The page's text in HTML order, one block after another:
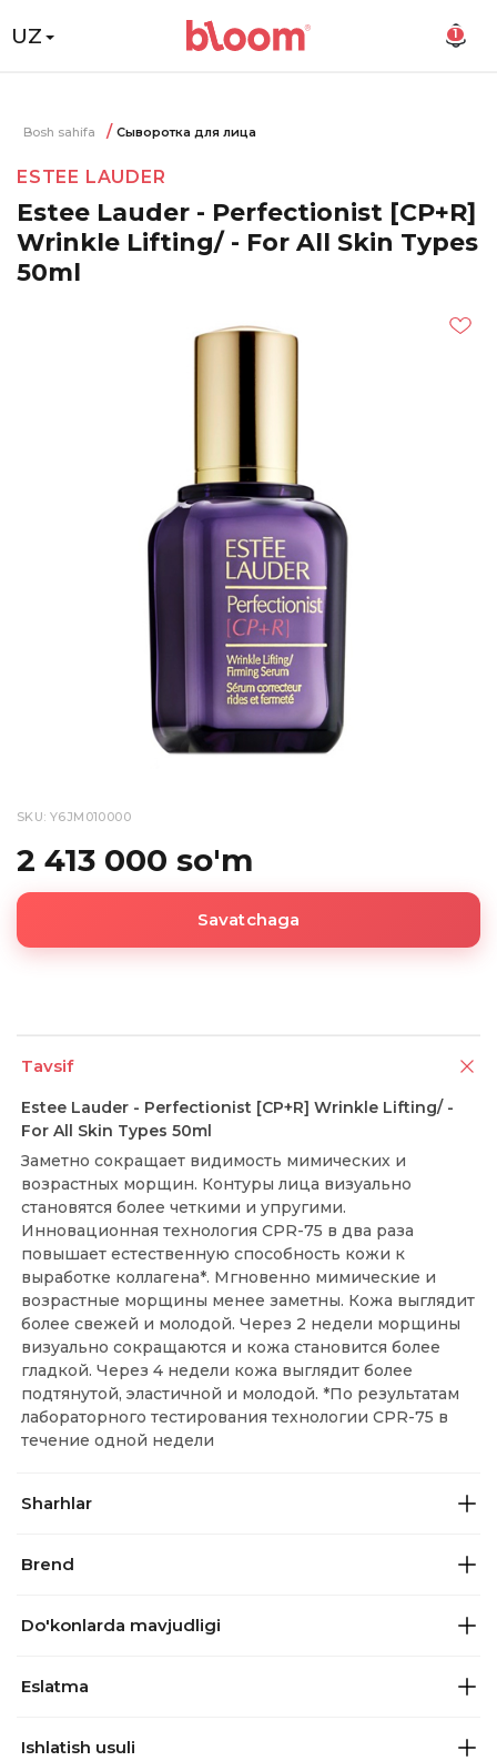
UZ 1
Bosh sahifa Сыворотка для лица
ESTEE LAUDER
Estee Lauder - Perfectionist [CP+R]
Wrinkle Lifting/ - For All Skin Types
50ml
SKU: Y6JM010000
2 413 000 so'm
Savatchaga
Tavsif
Estee Lauder - Perfectionist [CP+R] Wrinkle Lifting/ -
For All Skin Types 50ml
Заметно сокращает видимость мимических и
возрастных морщин. Контуры лица визуально
становятся более четкими и упругими.
Инновационная технология CPR-75 в два раза
повышает естественную способность кожи к
выработке коллагена*. Мгновенно мимические и
возрастные морщины менее заметны. Кожа выглядит
более свежей и молодой. Через 2 недели морщины
визуально сокращаются и кожа становится более
гладкой. Через 4 недели кожа выглядит более
подтянутой, эластичной и молодой. *По результатам
лабораторного тестирования технологии CPR-75 в
течение одной недели
Sharhlar
Brend
Do'konlarda mavjudligi
Eslatma
Ishlatish usuli